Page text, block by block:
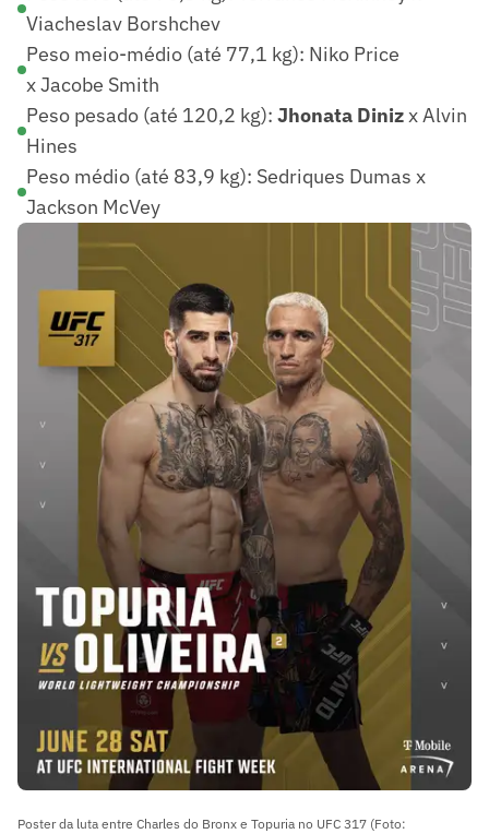
Viacheslav Borshchev
Peso meio-médio (até 77,1 kg): Niko Price
x Jacobe Smith
Peso pesado (até 120,2 kg): Jhonata Dinizx Alvin
Hines
Peso médio (até 83,9 kg): Sedriques Dumas x
Jackson McVey
Poster da luta entre Charles do Bronx e Topuria no UFC 317 (Foto: